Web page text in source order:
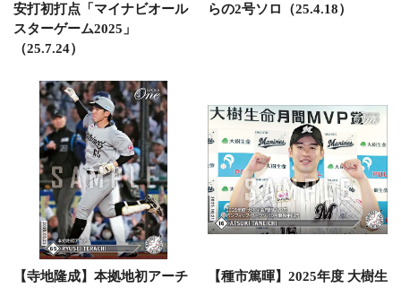
安打初打点「マイナビオール
スターゲーム2025」
（25.7.24）
らの2号ソロ（25.4.18）
【寺地隆成】本拠地初アーチ
【種市篤暉】2025年度 大樹生